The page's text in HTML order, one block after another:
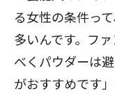
る女性の条件っ
多いんです。フ
べくパウダーは
がおすすめです